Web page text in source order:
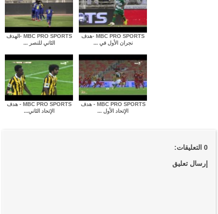
MBC PRO SPORTS -الهدف
الثاني للنصر ...
MBC PRO SPORTS -هدف
نجران الأول في ...
MBC PRO SPORTS - هدف
الإتحاد الثاني...
MBC PRO SPORTS - هدف
الإتحاد الأول ...
0 التعليقات:
إرسال تعليق